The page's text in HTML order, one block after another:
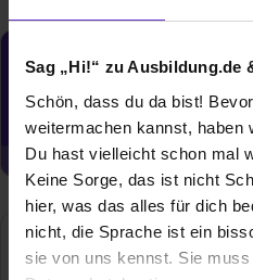
Sag „Hi!“ zu Ausbildung.de
Schön, dass du da bist!
weitermachen kannst, haben
Du hast vielleicht schon mal
Keine Sorge, das ist nicht
hier, was das alles für dich
nicht, die Sprache ist ein
sie von uns kennst. Sie
Du möchtest neue
Jetzt
Papierwerk Landshut